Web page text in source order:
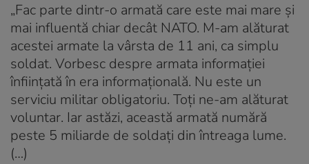
„Fac parte dintr-o armată care este mai mare și
mai influentă chiar decât NATO. M-am alăturat
acestei armate la vârsta de 11 ani, ca simplu
soldat. Vorbesc despre armata informației
înființată în era informațională. Nu este un
serviciu militar obligatoriu. Toți ne-am alăturat
voluntar. Iar astăzi, această armată numără
peste 5 miliarde de soldați din întreaga lume.
(…)